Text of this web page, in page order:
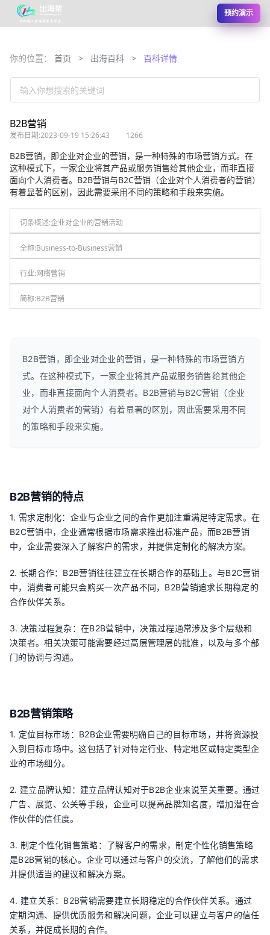
预约演示
你的位置： 首页 > 出海百科 > 百科详情
输入你想搜索的关键词
B2B营销
发布日期:2023-09-19 15:26:43 1266
B2B营销，即企业对企业的营销，是一种特殊的市场营销方式。在
这种模式下，一家企业将其产品或服务销售给其他企业，而非直接
面向个人消费者。B2B营销与B2C营销（企业对个人消费者的营销）
有着显著的区别，因此需要采用不同的策略和手段来实施。
词条概述:企业对企业的营销活动
全称:Business-to-Business营销
行业:网络营销
简称:B2B营销
B2B营销，即企业对企业的营销，是一种特殊的市场营销方
式。在这种模式下，一家企业将其产品或服务销售给其他企
业，而非直接面向个人消费者。B2B营销与B2C营销（企业
对个人消费者的营销）有着显著的区别，因此需要采用不同
的策略和手段来实施。
B2B营销的特点
1. 需求定制化：企业与企业之间的合作更加注重满足特定需求。在
B2C营销中，企业通常根据市场需求推出标准产品，而B2B营销
中，企业需要深入了解客户的需求，并提供定制化的解决方案。
2. 长期合作：B2B营销往往建立在长期合作的基础上。与B2C营销
中，消费者可能只会购买一次产品不同，B2B营销追求长期稳定的
合作伙伴关系。
3. 决策过程复杂：在B2B营销中，决策过程通常涉及多个层级和
决策者。相关决策可能需要经过高层管理层的批准，以及与多个部
门的协调与沟通。
B2B营销策略
1. 定位目标市场：B2B企业需要明确自己的目标市场，并将资源投
入到目标市场中。这包括了针对特定行业、特定地区或特定类型企
业的市场细分。
2. 建立品牌认知：建立品牌认知对于B2B企业来说至关重要。通过
广告、展览、公关等手段，企业可以提高品牌知名度，增加潜在合
作伙伴的信任度。
3. 制定个性化销售策略：了解客户的需求，制定个性化销售策略
是B2B营销的核心。企业可以通过与客户的交流，了解他们的需求
并提供适当的建议和解决方案。
4. 建立关系：B2B营销需要建立长期稳定的合作伙伴关系。通过
定期沟通、提供优质服务和解决问题，企业可以建立与客户的信任
关系，并促成长期的合作。